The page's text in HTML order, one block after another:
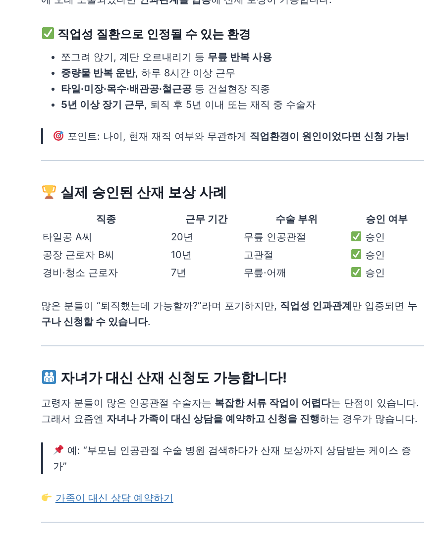
직업성 질환으로 인정될 수 있는 환경
쪼그려 앉기, 계단 오르내리기 등 무릎 반복 사용
중량물 반복 운반, 하루 8시간 이상 근무
타일·미장·목수·배관공·철근공 등 건설현장 직종
5년 이상 장기 근무, 퇴직 후 5년 이내 또는 재직 중 수술자
포인트: 나이, 현재 재직 여부와 무관하게 직업환경이 원인이었다면 신청 가능!
실제 승인된 산재 보상 사례
직종 근무 기간 수술 부위
승인 여부
타일공 A씨
20년 무릎 인공관절
승인
공장 근로자 B씨
10년 고관절
승인
경비·청소 근로자
7년 무릎·어깨 승인
많은 분들이 “퇴직했는데 가능할까?”라며 포기하지만, 직업성 인과관계만 입증되면 누
구나 신청할 수 있습니다.
자녀가 대신 산재 신청도 가능합니다!
고령자 분들이 많은 인공관절 수술자는 복잡한 서류 작업이 어렵다는 단점이 있습니다.
그래서 요즘엔 자녀나 가족이 대신 상담을 예약하고 신청을 진행하는 경우가 많습니다.
예: “부모님 인공관절 수술 병원 검색하다가 산재 보상까지 상담받는 케이스 증
가”
가족이 대신 상담 예약하기